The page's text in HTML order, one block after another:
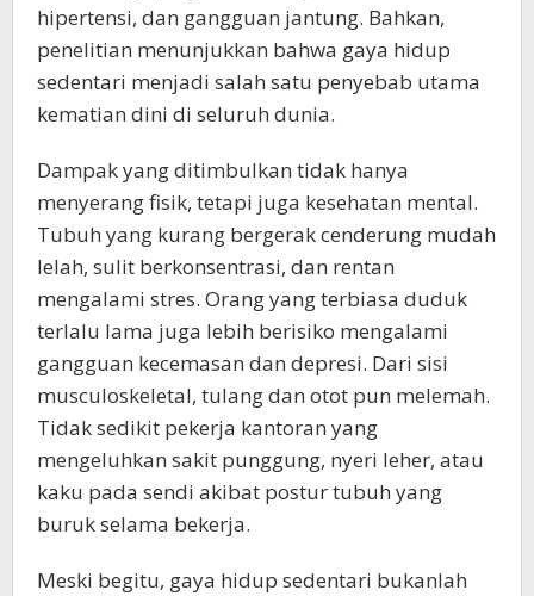
hipertensi, dan gangguan jantung. Bahkan,
penelitian menunjukkan bahwa gaya hidup
sedentari menjadi salah satu penyebab utama
kematian dini di seluruh dunia.
Dampak yang ditimbulkan tidak hanya
menyerang fisik, tetapi juga kesehatan mental.
Tubuh yang kurang bergerak cenderung mudah
lelah, sulit berkonsentrasi, dan rentan
mengalami stres. Orang yang terbiasa duduk
terlalu lama juga lebih berisiko mengalami
gangguan kecemasan dan depresi. Dari sisi
musculoskeletal, tulang dan otot pun melemah.
Tidak sedikit pekerja kantoran yang
mengeluhkan sakit punggung, nyeri leher, atau
kaku pada sendi akibat postur tubuh yang
buruk selama bekerja.
Meski begitu, gaya hidup sedentari bukanlah